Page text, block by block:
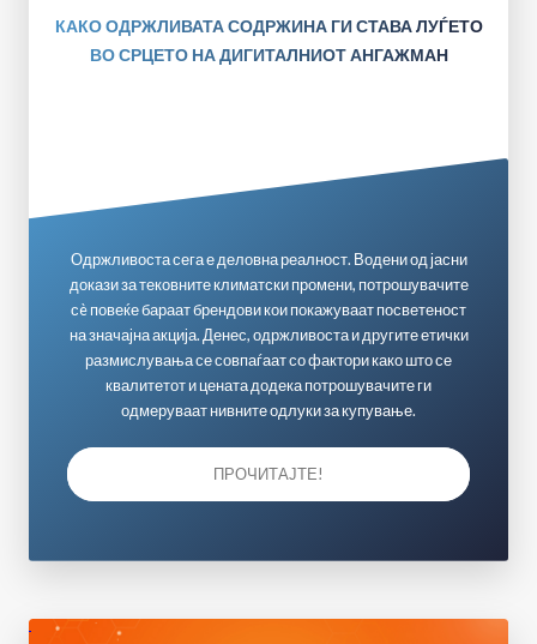
КАКО ОДРЖЛИВАТА СОДРЖИНА ГИ СТАВА ЛУЃЕТО
ВО СРЦЕТО НА ДИГИТАЛНИОТ АНГАЖМАН
Одржливоста сега е деловна реалност. Водени од јасни
докази за тековните климатски промени, потрошувачите
сè повеќе бараат брендови кои покажуваат посветеност
на значајна акција. Денес, одржливоста и другите етички
размислувања се совпаѓаат со фактори како што се
квалитетот и цената додека потрошувачите ги
одмеруваат нивните одлуки за купување.
ПРОЧИТАЈТЕ!